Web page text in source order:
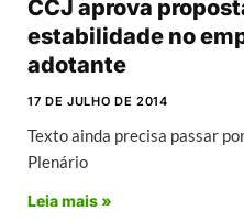
CCJ aprova
estabilidade no
adotante
17 DE JULHO DE 2014
Texto ainda precisa passar
Plenário
Leia mais »